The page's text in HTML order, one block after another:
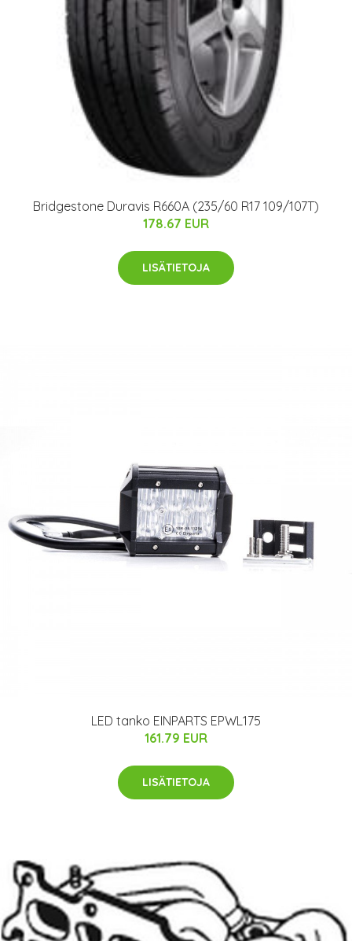
Bridgestone Duravis R660A (235/60 R17 109/107T)
178.67 EUR
LISÄTIETOJA
LED tanko EINPARTS EPWL175
161.79 EUR
LISÄTIETOJA